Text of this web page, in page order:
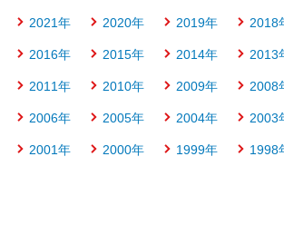
2021年 2020年 2019年 2018
2016年 2015年 2014年 2013
2011年 2010年 2009年 2008
2006年 2005年 2004年 2003
2001年 2000年 1999年 1998